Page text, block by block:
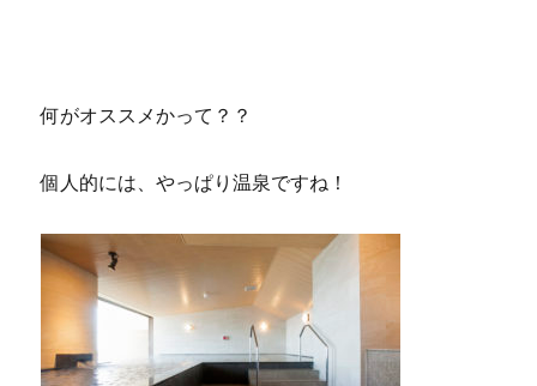
何がオススメかって？？
個人的には、やっぱり温泉ですね！